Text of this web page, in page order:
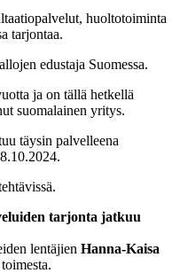
huoltotoiminta
tarjontaa.
edustaja Suomessa.
ja on tällä hetkellä
suomalainen yritys.
täysin palvelleena
tarjonta jatkuu
lentäjien Hanna-Kaisa
toimesta.